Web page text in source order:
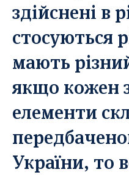
Ваша посада*
Прікріпіть статтю*
Перетягніть
здійснені в
стосуються
мають
якщо кожен
елементи
України, то
Ваша посада*
Прікріпіть статтю*
Перетягніть